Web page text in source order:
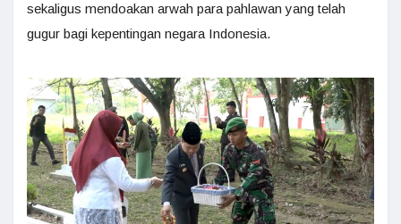
sekaligus mendoakan arwah para pahlawan yang telah
gugur bagi kepentingan negara Indonesia.